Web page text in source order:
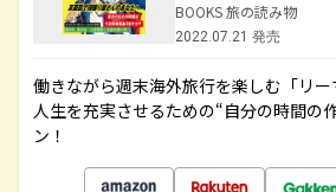
BOOKS 旅の読み物
2022.07.21 発売
働きながら週末海外旅行を楽しむ「リー
人生を充実させるための“自分の時間の
ン！